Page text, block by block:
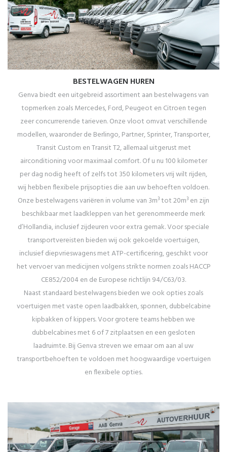
BESTELWAGEN HUREN
Genva biedt een uitgebreid assortiment aan bestelwagens van
topmerken zoals Mercedes, Ford, Peugeot en Citroen tegen
zeer concurrerende tarieven. Onze vloot omvat verschillende
modellen, waaronder de Berlingo, Partner, Sprinter, Transporter,
Transit Custom en Transit T2, allemaal uitgerust met
airconditioning voor maximaal comfort. Of u nu 100 kilometer
per dag nodig heeft of zelfs tot 350 kilometers vrij wilt rijden,
wij hebben flexibele prijsopties die aan uw behoeften voldoen.
Onze bestelwagens variëren in volume van 3m³ tot 20m³ en zijn
beschikbaar met laadkleppen van het gerenommeerde merk
d’Hollandia, inclusief zijdeuren voor extra gemak. Voor speciale
transportvereisten bieden wij ook gekoelde voertuigen,
inclusief diepvrieswagens met ATP-certificering, geschikt voor
het vervoer van medicijnen volgens strikte normen zoals HACCP
CE852/2004 en de Europese richtlijn 94/C63/03.
Naast standaard bestelwagens bieden we ook opties zoals
voertuigen met vaste open laadbakken, sponnen, dubbelcabine
kipbakken of kippers. Voor grotere teams hebben we
dubbelcabines met 6 of 7 zitplaatsen en een gesloten
laadruimte. Bij Genva streven we ernaar om aan al uw
transportbehoeften te voldoen met hoogwaardige voertuigen
en flexibele opties.